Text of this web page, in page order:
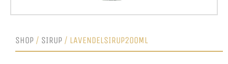
SHOP / SIRUP / LAVENDELSIRUP200ML